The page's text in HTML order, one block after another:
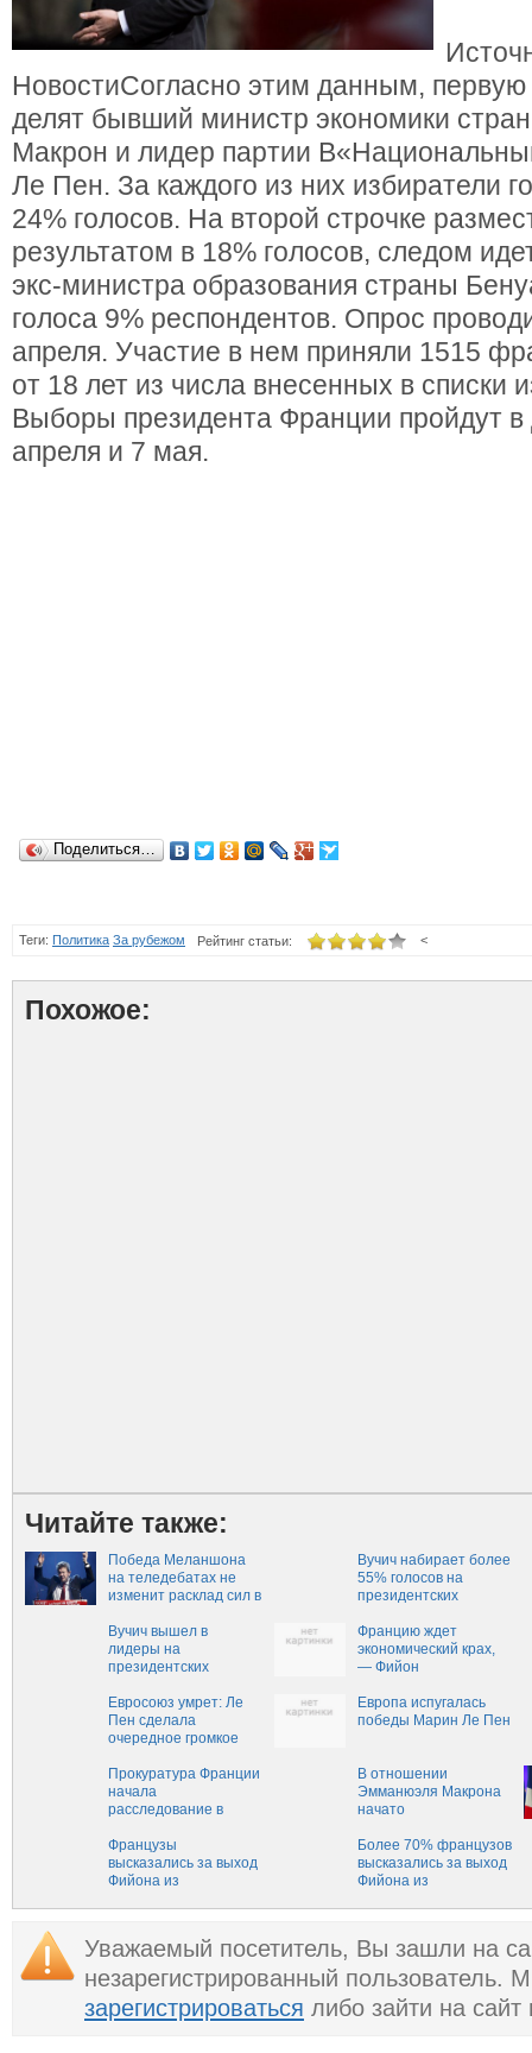
НовостиСогласно этим данным, первую
делят бывший министр экономики
Макрон и лидер партии
Ле Пен. За каждого из них избиратели
24% голосов. На второй строчке
результатом в 18% голосов, следом
экс-министра образования страны
голоса 9% респондентов. Опрос
апреля. Участие в нем приняли 1515
от 18 лет из числа внесенных в списки
Выборы президента Франции пройдут в
апреля и 7 мая.
Поделиться…
Теги: Политика За рубежом <
Рейтинг статьи:
Похожое:
Читайте также:
Победа Меланшона
на теледебатах не
изменит расклад сил в
Вучич набирает более
55% голосов на
президентских
Вучич вышел в
лидеры на
президентских
Францию ждет
экономический крах,
— Фийон
Евросоюз умрет: Ле
Пен сделала
очередное громкое
Европа испугалась
победы Марин Ле Пен
Прокуратура Франции
начала
расследование в
Эмманюэля Макрона
В отношении
Эмманюэля Макрона
начато
Французы
высказались за выход
Фийона из
Более 70% французов
высказались за выход
Фийона из
Уважаемый посетитель, Вы зашли на
незарегистрированный
зарегистрироваться либо зайти на